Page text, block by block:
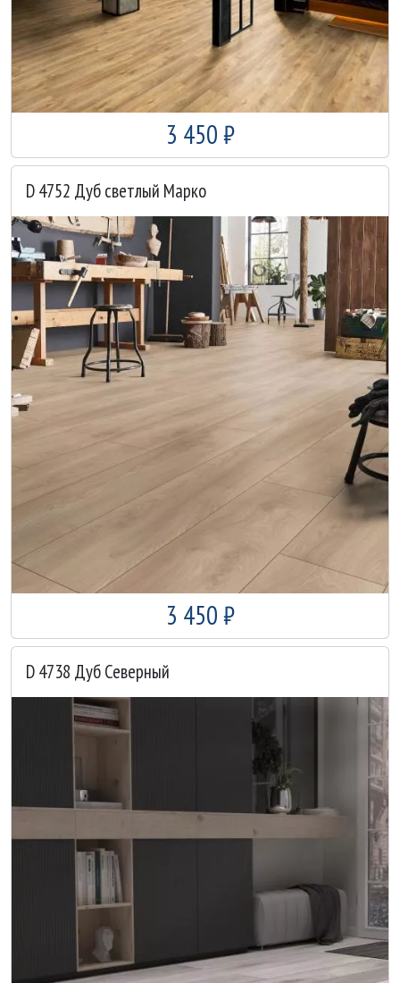
3 450 ₽
D 4752 Дуб светлый Марко
3 450 ₽
D 4738 Дуб Северный